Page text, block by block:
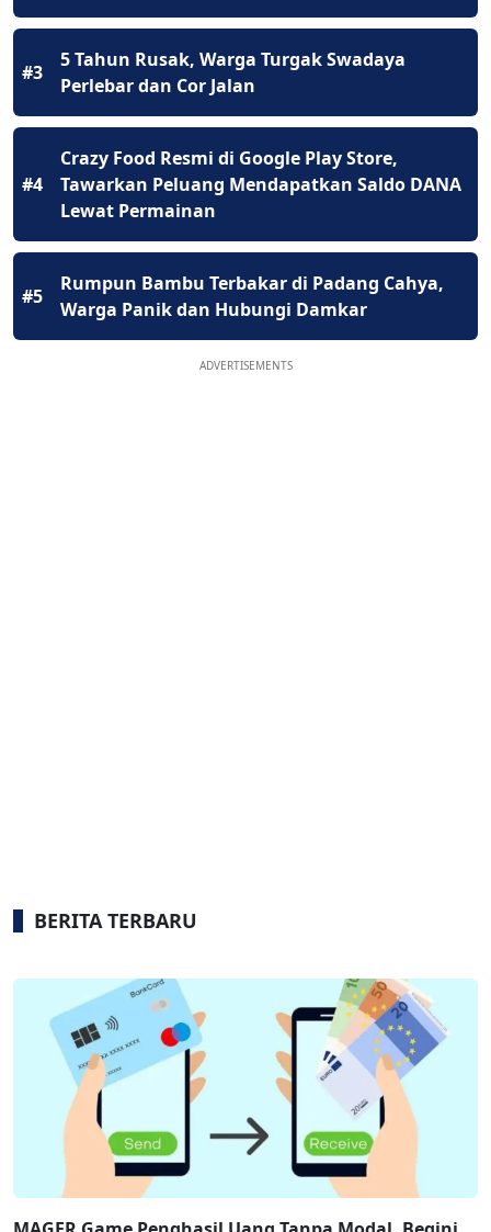
#3
5 Tahun Rusak, Warga Turgak Swadaya
Perlebar dan Cor Jalan
#4
Crazy Food Resmi di Google Play Store,
Tawarkan Peluang Mendapatkan Saldo DANA
Lewat Permainan
#5
Rumpun Bambu Terbakar di Padang Cahya,
Warga Panik dan Hubungi Damkar
ADVERTISEMENTS
BERITA TERBARU